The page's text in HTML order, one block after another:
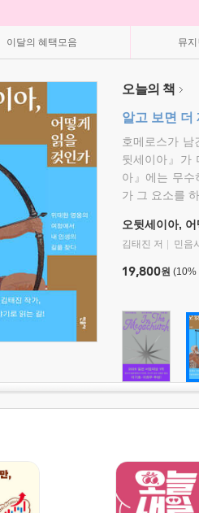
이달의 혜택모음 뮤
오늘의 책
알고 보면 더
호메로스가 남
뒷세이아』가
아』에는 무수
가 그 요소를
오뒷세이아,
김태진 저 민음
19,800원 (10%